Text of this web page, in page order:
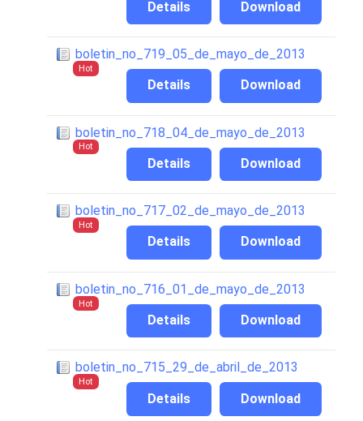
Download
Details
boletin_no_719_05_de_mayo_de_2013
Hot
Download
Details
boletin_no_718_04_de_mayo_de_2013
Hot
Download
Details
boletin_no_717_02_de_mayo_de_2013
Hot
Download
Details
boletin_no_716_01_de_mayo_de_2013
Hot
Download
Details
boletin_no_715_29_de_abril_de_2013
Hot
Download
Details